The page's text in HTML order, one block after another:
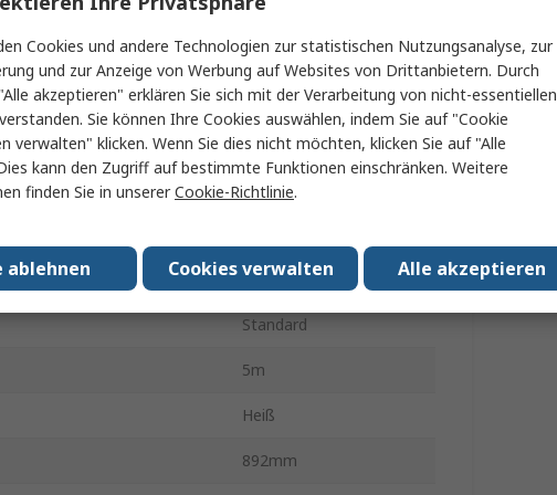
max. 80°C
1.030-910.0
400V
7kW
Typ Hochdruckreiniger
2-polig (EU)
Standard
5m
Heiß
892mm
Cookies und andere Technologien zur statistischen Nutzungsanalyse, zur
und zur Anzeige von Werbung auf Websites von Drittanbietern. Durch
akzeptieren" erklären Sie sich mit der Verarbeitung von nicht-essentiellen
Sie können Ihre Cookies auswählen, indem Sie auf "Cookie
verwalten" klicken. Wenn Sie dies nicht möchten, klicken Sie auf "Alle
kann den Zugriff auf bestimmte Funktionen einschränken. Weitere
finden Sie in unsererCookie-Richtlinie.
Alle akzeptieren
Cookies verwalten
ablehnen